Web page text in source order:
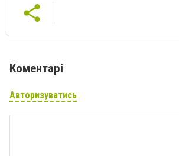
Коментарі
Авторизуватись